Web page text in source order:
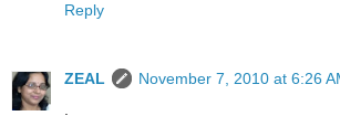
Reply
ZEAL
November 7, 2010 at 6:26
.